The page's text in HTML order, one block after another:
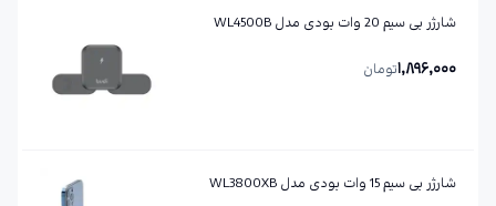
شارژر بی سیم 20 وات بودی مدل WL4500B
1,896,000تومان
شارژر بی سیم 15 وات بودی مدل WL3800XB